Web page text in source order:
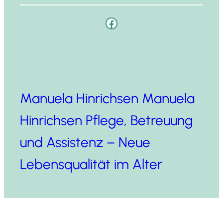
Facebook
Manuela Hinrichsen Manuela
Hinrichsen Pflege, Betreuung
und Assistenz – Neue
Lebensqualität im Alter